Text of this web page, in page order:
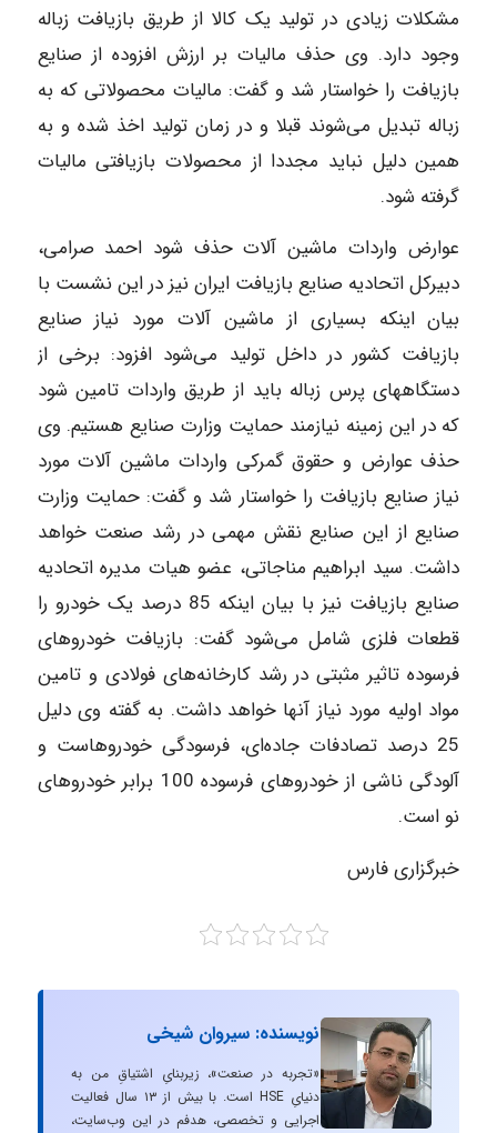
مشکلات زیادی در تولید یک کالا از طریق بازیافت زباله
وجود دارد. وی حذف مالیات بر ارزش افزوده از صنایع
بازیافت را خواستار شد و گفت: مالیات محصولاتی که به
زباله تبدیل می‌شوند قبلا و در زمان تولید اخذ شده و به
همین دلیل نباید مجددا از محصولات بازیافتی مالیات
گرفته شود.
عوارض واردات ماشین آلات حذف شود احمد صرامی،
دبیرکل اتحادیه صنایع بازیافت ایران نیز در این نشست با
بیان اینکه بسیاری از ماشین آلات مورد نیاز صنایع
بازیافت کشور در داخل تولید می‌شود افزود: برخی از
دستگاههای پرس زباله باید از طریق واردات تامین شود
که در این زمینه نیازمند حمایت وزارت صنایع هستیم. وی
حذف عوارض و حقوق گمرکی واردات ماشین آلات مورد
نیاز صنایع بازیافت را خواستار شد و گفت: حمایت وزارت
صنایع از این صنایع نقش مهمی در رشد صنعت خواهد
داشت. سید ابراهیم مناجاتی، عضو هیات مدیره اتحادیه
صنایع بازیافت نیز با بیان اینکه 85 درصد یک خودرو را
قطعات فلزی شامل می‌شود گفت: بازیافت خودروهای
فرسوده تاثیر مثبتی در رشد کارخانه‌های فولادی و تامین
مواد اولیه مورد نیاز آنها خواهد داشت. به گفته وی دلیل
25 درصد تصادفات جاده‌ای، فرسودگی خودروهاست و
آلودگی ناشی از خودروهای فرسوده 100 برابر خودروهای
نو است.
خبرگزاری فارس
نویسنده: سیروان شیخی
«تجربه در صنعت»، زیربنایِ اشتیاقِ من به
دنیایِ HSE است. با بیش از ۱۳ سال فعالیت
اجرایی و تخصصی، هدفم در این وب‌سایت،